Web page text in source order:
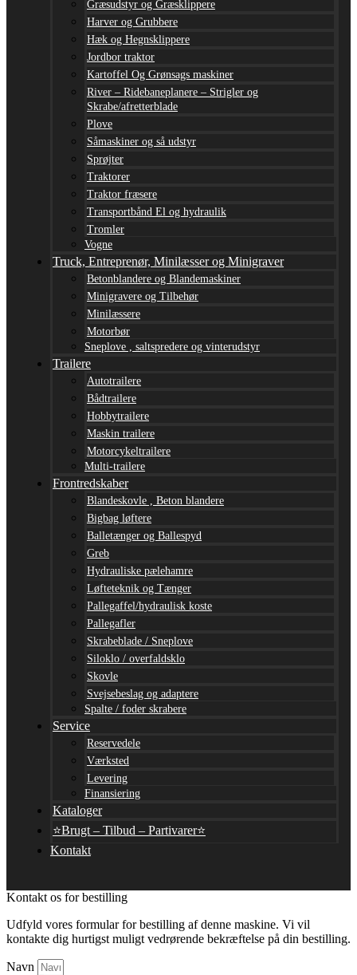
Græsudstyr og Græsklippere
Harver og Grubbere
Hæk og Hegnsklippere
Jordbor traktor
Kartoffel Og Grønsags maskiner
River – Ridebaneplanere – Strigler og
Skrabe/afretterblade
Plove
Såmaskiner og så udstyr
Sprøjter
Traktorer
Traktor fræsere
Transportbånd El og hydraulik
Tromler
Vogne
Truck, Entreprenør, Minilæsser og Minigraver
Betonblandere og Blandemaskiner
Minigravere og Tilbehør
Minilæssere
Motorbør
Sneplove , saltspredere og vinterudstyr
Trailere
Autotrailere
Bådtrailere
Hobbytrailere
Maskin trailere
Motorcykeltrailere
Multi-trailere
Frontredskaber
Blandeskovle , Beton blandere
Bigbag løftere
Balletænger og Ballespyd
Greb
Hydrauliske pælehamre
Løfteteknik og Tænger
Pallegaffel/hydraulisk koste
Pallegafler
Skrabeblade / Sneplove
Siloklo / overfaldsklo
Skovle
Svejsebeslag og adaptere
Spalte / foder skrabere
Service
Reservedele
Værksted
Levering
Finansiering
Kataloger
⭐Brugt – Tilbud – Partivarer⭐
Kontakt
Kontakt os for bestilling
Udfyld vores formular for bestilling af denne maskine. Vi vil
kontakte dig hurtigst muligt vedrørende bekræftelse på din bestilling.
Navn